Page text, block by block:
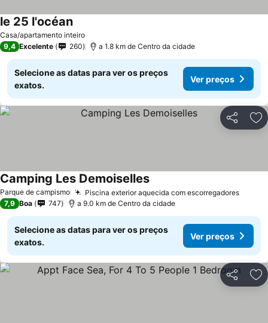
Casa/apartamento inteiro
le 25 l'océanVer preços
9,4 Excelente 260 a 1.8 km de Centro da cidade
Selecione as datas para ver os preços
exatos.
Ver preços
Partilhar
Parque de campismo Piscina exterior aquecida com escorregadoresVer
Camping Les DemoisellesVer preços
7,9 Boa 747 a 9.0 km de Centro da cidade
Selecione as datas para ver os preços
exatos.
Ver preços
Partilhar